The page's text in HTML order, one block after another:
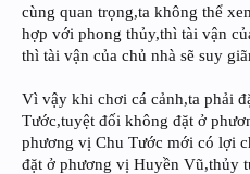
cùng quan trọng,ta không thể
hợp với phong thủy,thì tài vận
thì tài vận của chủ nhà sẽ suy
Vì vậy khi chơi cá cảnh,ta phải
Tước,tuyệt đối không đặt ở
phương vị Chu Tước mới có lợi
đặt ở phương vị Huyền Vũ,thủy